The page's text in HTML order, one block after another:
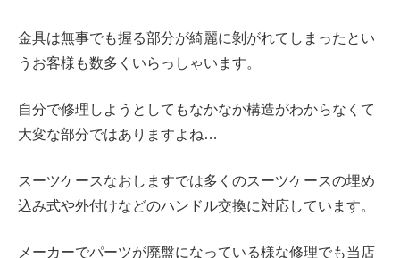
金具は無事でも握る部分が綺麗に剝がれてしまったとい
うお客様も数多くいらっしゃいます。
自分で修理しようとしてもなかなか構造がわからなくて
大変な部分ではありますよね…
スーツケースなおしますでは多くのスーツケースの埋め
込み式や外付けなどのハンドル交換に対応しています。
メーカーでパーツが廃盤になっている様な修理でも当店